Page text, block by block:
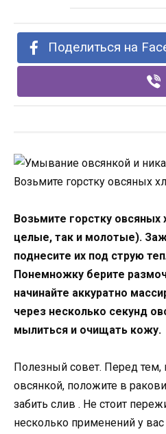
Поделиться на
Возьмите горстку
целые, так и молотые).
поднесите их под струю
Понемножку берите
начинайте аккуратно
через несколько секунд
мылиться и очищать кожу.
Полезный совет. Перед
овсянкой, положите в
забить слив . Не стоит
несколько применений у вас